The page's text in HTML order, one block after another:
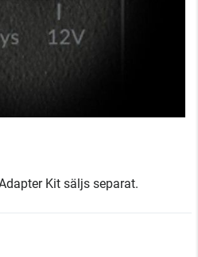
Kit säljs separat.